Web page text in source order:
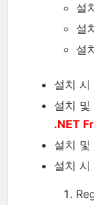
설
설
설
설치 시
설치 및
.NET
설치
설치 시